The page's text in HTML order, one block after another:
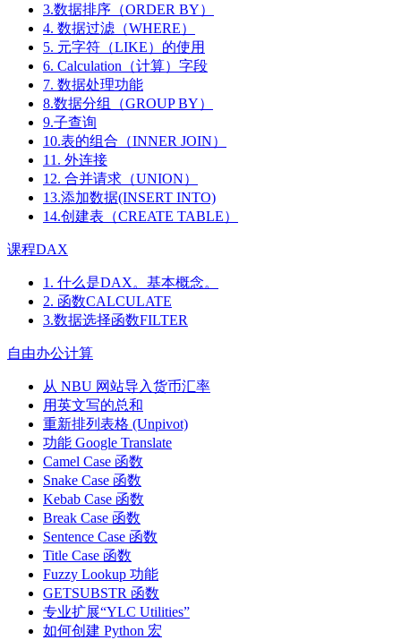
3.数据排序（ORDER BY）
4. 数据过滤（WHERE）
5. 元字符（LIKE）的使用
6. Calculation（计算）字段
7. 数据处理功能
8.数据分组（GROUP BY）
9.子查询
10.表的组合（INNER JOIN）
11. 外连接
12. 合并请求（UNION）
13.添加数据(INSERT INTO)
14.创建表（CREATE TABLE）
课程DAX
1. 什么是DAX。基本概念。
2. 函数CALCULATE
3.数据选择函数FILTER
自由办公计算
从 NBU 网站导入货币汇率
用英文写的总和
重新排列表格 (Unpivot)
功能 Google Translate
Camel Case 函数
Snake Case 函数
Kebab Case 函数
Break Case 函数
Sentence Case 函数
Title Case 函数
Fuzzy Lookup 功能
GETSUBSTR 函数
专业扩展“YLC Utilities”
如何创建 Python 宏